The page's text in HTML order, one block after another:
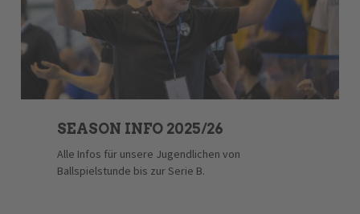
SEASON INFO 2025/26
Alle Infos für unsere Jugendlichen von
Ballspielstunde bis zur Serie B.